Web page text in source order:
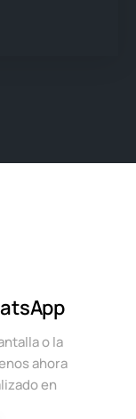
o la
ahora
en